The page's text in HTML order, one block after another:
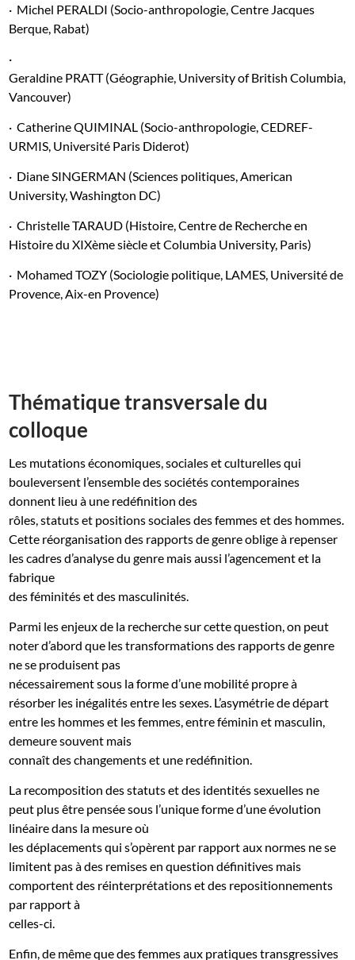
· Michel PERALDI (Socio-anthropologie, Centre Jacques
Berque, Rabat)
·
Geraldine PRATT (Géographie, University of British Columbia,
Vancouver)
· Catherine QUIMINAL (Socio-anthropologie, CEDREF-
URMIS, Université Paris Diderot)
· Diane SINGERMAN (Sciences politiques, American
University, Washington DC)
· Christelle TARAUD (Histoire, Centre de Recherche en
Histoire du XIXème siècle et Columbia University, Paris)
· Mohamed TOZY (Sociologie politique, LAMES, Université de
Provence, Aix-en Provence)
Thématique transversale du
colloque
Les mutations économiques, sociales et culturelles qui
bouleversent l’ensemble des sociétés contemporaines
donnent lieu à une redéfinition des
rôles, statuts et positions sociales des femmes et des hommes.
Cette réorganisation des rapports de genre oblige à repenser
les cadres d’analyse du genre mais aussi l’agencement et la
fabrique
des féminités et des masculinités.
Parmi les enjeux de la recherche sur cette question, on peut
noter d’abord que les transformations des rapports de genre
ne se produisent pas
nécessairement sous la forme d’une mobilité propre à
résorber les inégalités entre les sexes. L’asymétrie de départ
entre les hommes et les femmes, entre féminin et masculin,
demeure souvent mais
connaît des changements et une redéfinition.
La recomposition des statuts et des identités sexuelles ne
peut plus être pensée sous l’unique forme d’une évolution
linéaire dans la mesure où
les déplacements qui s’opèrent par rapport aux normes ne se
limitent pas à des remises en question définitives mais
comportent des réinterprétations et des repositionnements
par rapport à
celles-ci.
Enfin, de même que des femmes aux pratiques transgressives